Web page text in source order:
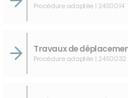
Procédure adaptée | 24S0014
Procédure adaptée | 24S0032